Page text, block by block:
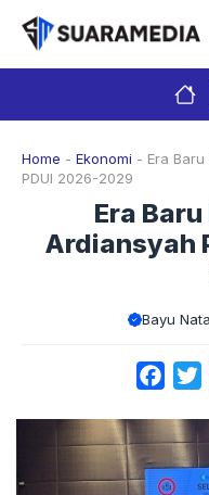
Langsung
isi
Home - Ekonomi - Era
PDUI 2026-2029
Era
Ardiansyah
Bayu Nata